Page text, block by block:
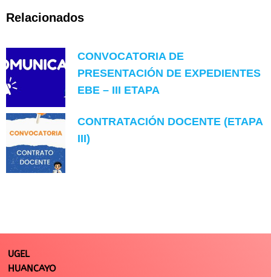
Relacionados
CONVOCATORIA DE
PRESENTACIÓN DE EXPEDIENTES
EBE – III ETAPA
CONTRATACIÓN DOCENTE (ETAPA
III)
UGEL
HUANCAYO